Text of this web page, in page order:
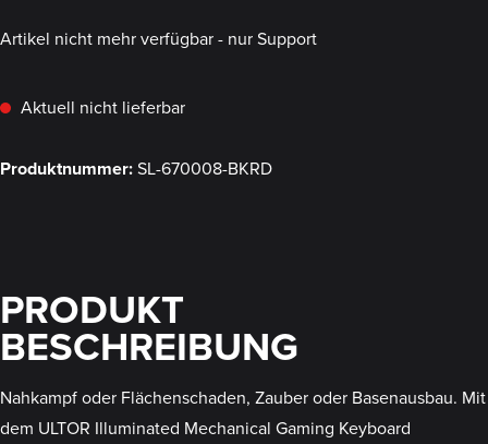
Artikel nicht mehr verfügbar - nur Support
Aktuell nicht lieferbar
Produktnummer:SL-670008-BKRD
PRODUKT
BESCHREIBUNG
Nahkampf oder Flächenschaden, Zauber oder Basenausbau. Mit
dem ULTOR Illuminated Mechanical Gaming Keyboard